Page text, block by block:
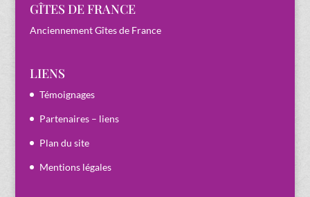
GÎTES DE FRANCE
Anciennement Gîtes de France
LIENS
Témoignages
Partenaires – liens
Plan du site
Mentions légales